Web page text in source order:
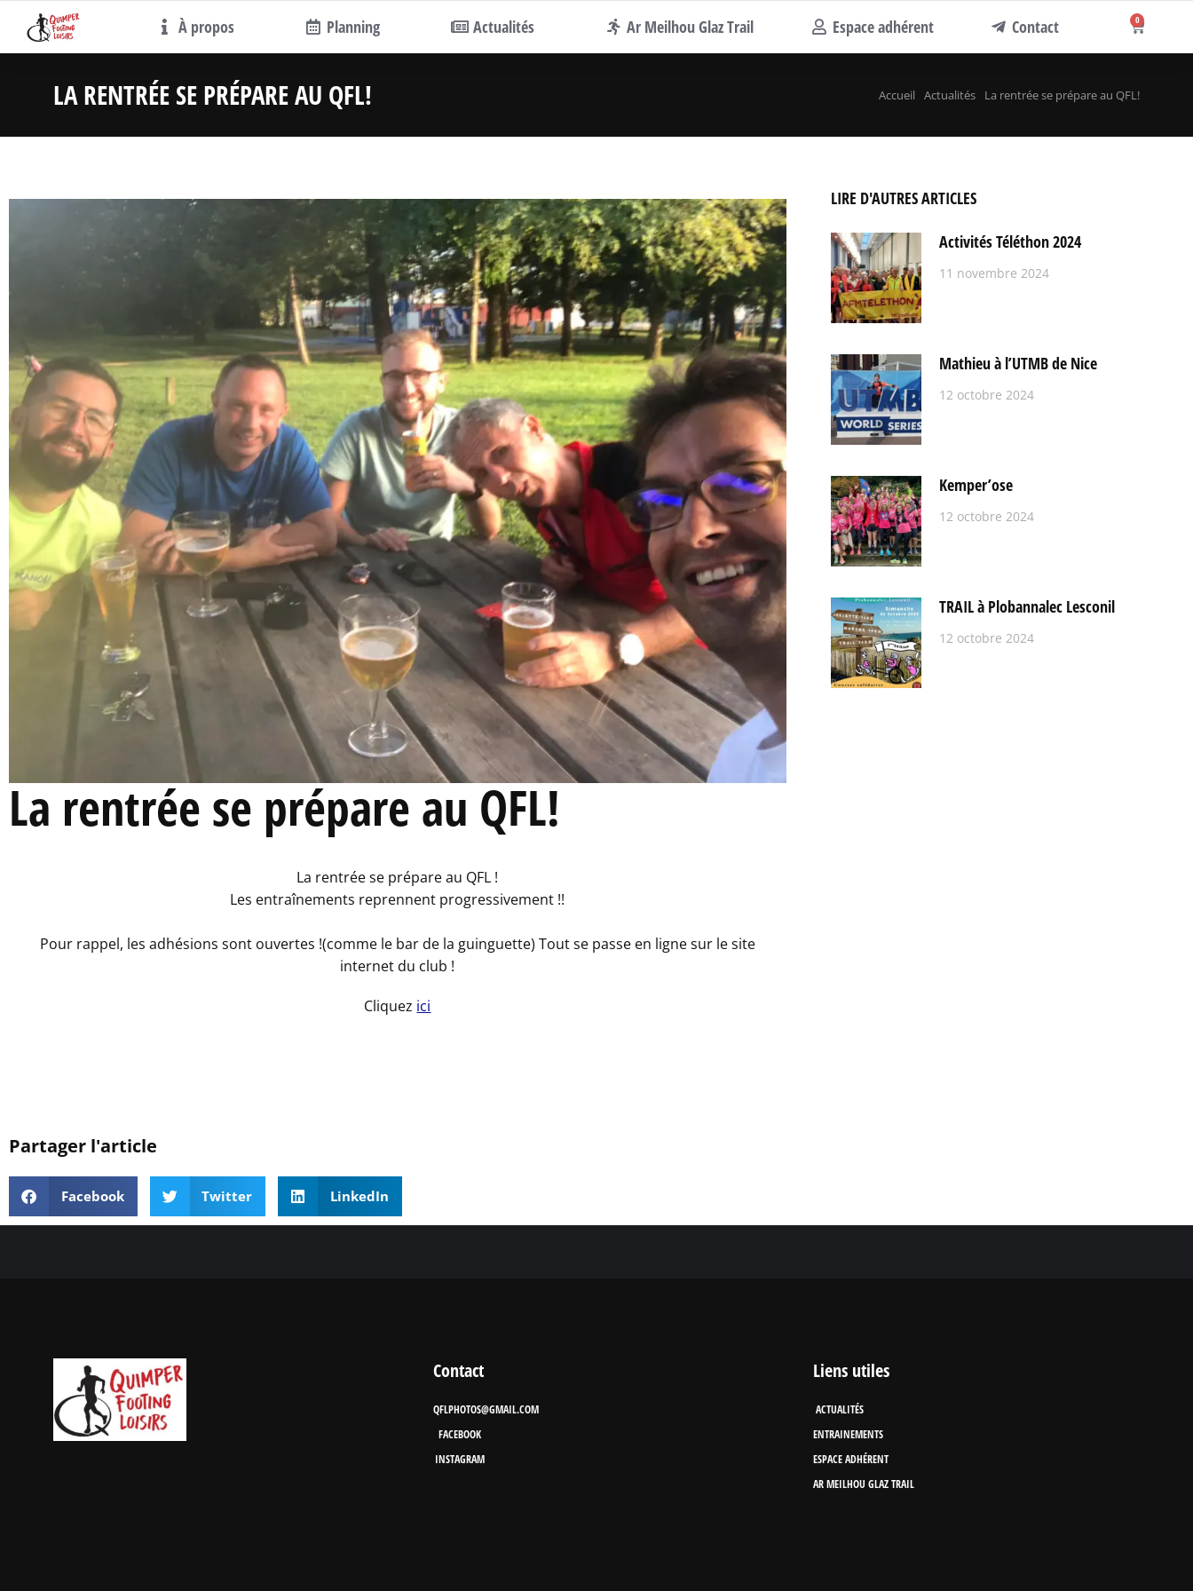
À propos Planning Actualités Ar Meilhou Glaz Trail Espace adhérent Contact 0
LA RENTRÉE SE PRÉPARE AU QFL! Accueil Actualités La rentrée se prépare au QFL!
La rentrée se prépare au QFL!
La rentrée se prépare au QFL !
Les entraînements reprennent progressivement !!
Pour rappel, les adhésions sont ouvertes !(comme le bar de la guinguette) Tout se passe en ligne sur le site
internet du club !
Cliquez ici
LIRE D'AUTRES ARTICLES
Activités Téléthon 2024
11 novembre 2024
Mathieu à l’UTMB de Nice
12 octobre 2024
Kemper’ose
12 octobre 2024
TRAIL à Plobannalec Lesconil
12 octobre 2024
Partager l'article
Facebook Twitter LinkedIn
Contact
QFLPHOTOS@GMAIL.COM
FACEBOOK
INSTAGRAM
Liens utiles
ACTUALITÉS
ENTRAINEMENTS
ESPACE ADHÉRENT
AR MEILHOU GLAZ TRAIL